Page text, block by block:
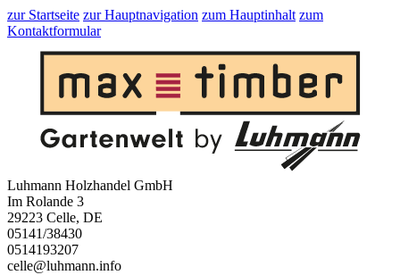
zur Startseite zur Hauptnavigation zum Hauptinhalt zum
Kontaktformular
Luhmann Holzhandel GmbH
Im Rolande 3
29223 Celle, DE
05141/38430
0514193207
celle@luhmann.info